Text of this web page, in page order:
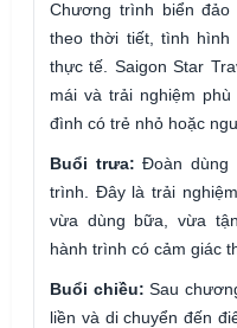
Chương trình biển
theo thời tiết, tình hình
thực tế. Saigon Star
mái và trải nghiệm
đình có trẻ nhỏ hoặc
Buổi trưa: Đoàn dùng
trình. Đây là trải
vừa dùng bữa, vừa
hành trình có cảm giác
Buổi chiều: Sau
liền và di chuyển đến